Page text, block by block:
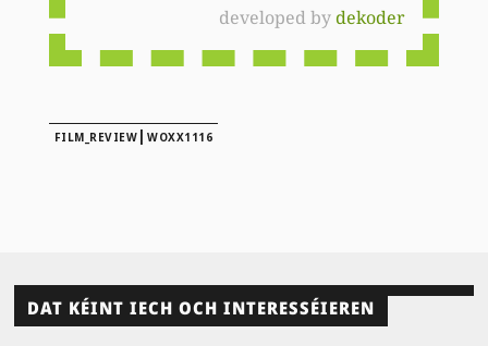
developed bydekoder
FILM_REVIEW |WOXX1116
DAT KÉINT IECH OCH INTERESSÉIEREN